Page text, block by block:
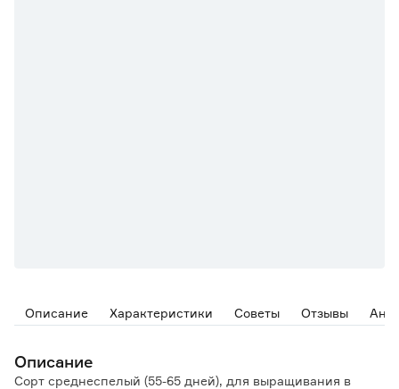
Описание Характеристики Советы Отзывы
Описание
Сорт среднеспелый (55-65 дней), для выращивания в